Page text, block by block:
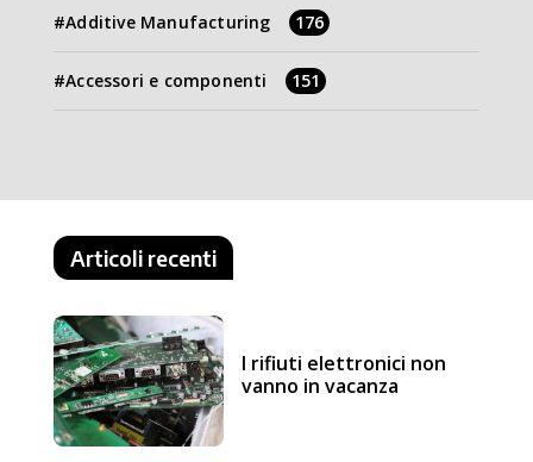
Additive Manufacturing 176
Accessori e componenti 151
Articoli recenti
I rifiuti elettronici non
vanno in vacanza